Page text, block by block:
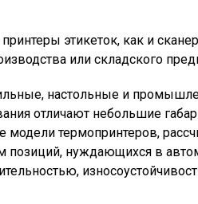
этикеток, как и
или складского
настольные и
отличают небольшие
термопринтеров,
позиций, нуждающихся в